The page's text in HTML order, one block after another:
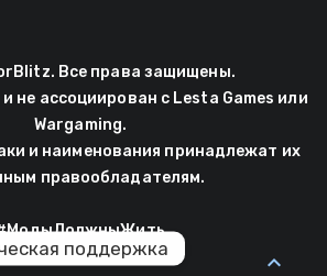
Все права защищены.
не ассоциирован с Lesta Games или
Wargaming.
и наименования принадлежат их
правообладателям.
expand_less
поддержка